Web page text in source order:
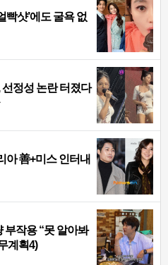
빡샷’에도 굴욕 없
정성 논란 터졌다
아 善+미스 인터내
작용 “못 알아봐
계획4)